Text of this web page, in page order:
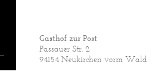
Gasthof zur Post
Passauer Str. 2
94154 Neukirchen vorm Wald